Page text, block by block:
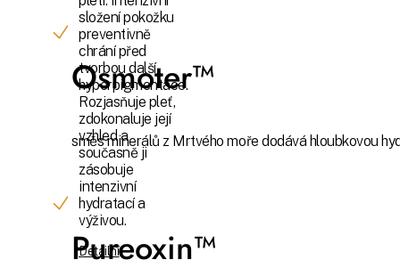
složení pokožku
preventivně
chrání před
tvorbou další
hyperpigmentace.
Rozjasňuje pleť,
zdokonaluje její
vzhled a
současně ji
zásobuje
intenzivní
hydratací a
výživou.
Detailní
Osmoter™
směs minerálů z Mrtvého moře dodává hloubkovou
Pureoxin™